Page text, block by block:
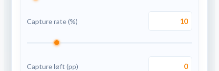
Capture rate (%)
Capture løft (pp)